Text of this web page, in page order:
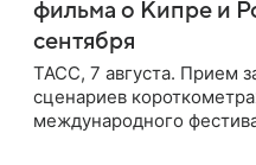
фильма о Кипре и
сентября
ТАСС, 7 августа. Прием
сценариев
международного